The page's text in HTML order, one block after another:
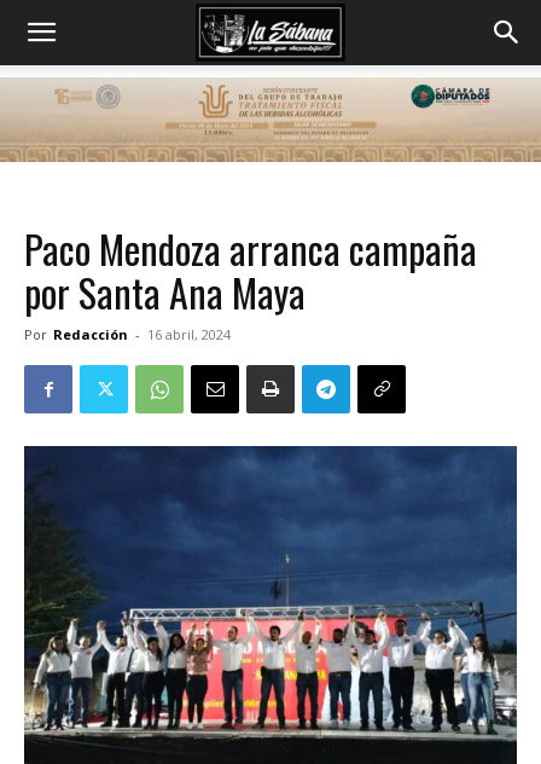
Paco Mendoza arranca campaña
por Santa Ana Maya
Por Redacción - 16 abril, 2024